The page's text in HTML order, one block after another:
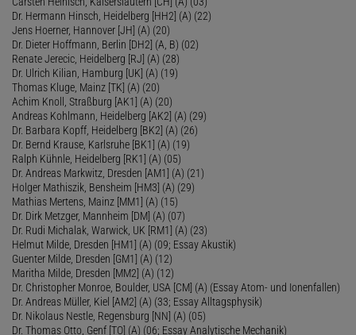
Dr. Hermann Hinsch, Heidelberg [HH2] (A) (22)
Jens Hoerner, Hannover [JH] (A) (20)
Dr. Dieter Hoffmann, Berlin [DH2] (A, B) (02)
Renate Jerecic, Heidelberg [RJ] (A) (28)
Dr. Ulrich Kilian, Hamburg [UK] (A) (19)
Thomas Kluge, Mainz [TK] (A) (20)
Achim Knoll, Straßburg [AK1] (A) (20)
Andreas Kohlmann, Heidelberg [AK2] (A) (29)
Dr. Barbara Kopff, Heidelberg [BK2] (A) (26)
Dr. Bernd Krause, Karlsruhe [BK1] (A) (19)
Ralph Kühnle, Heidelberg [RK1] (A) (05)
Dr. Andreas Markwitz, Dresden [AM1] (A) (21)
Holger Mathiszik, Bensheim [HM3] (A) (29)
Mathias Mertens, Mainz [MM1] (A) (15)
Dr. Dirk Metzger, Mannheim [DM] (A) (07)
Dr. Rudi Michalak, Warwick, UK [RM1] (A) (23)
Helmut Milde, Dresden [HM1] (A) (09; Essay Akustik)
Guenter Milde, Dresden [GM1] (A) (12)
Maritha Milde, Dresden [MM2] (A) (12)
Dr. Christopher Monroe, Boulder, USA [CM] (A) (Essay Atom- und Ionenfallen)
Dr. Andreas Müller, Kiel [AM2] (A) (33; Essay Alltagsphysik)
Dr. Nikolaus Nestle, Regensburg [NN] (A) (05)
Dr. Thomas Otto, Genf [TO] (A) (06; Essay Analytische Mechanik)